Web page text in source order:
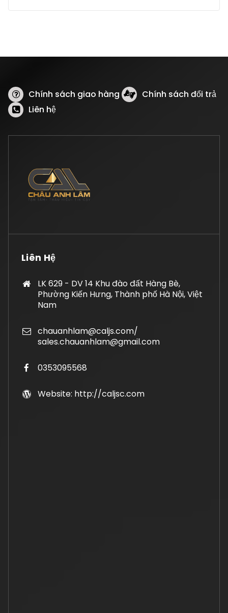
Chính sách giao hàng
Chính sách đổi trả
Liên hệ
Liên Hệ
LK 629 - DV 14 Khu đào đất Hàng Bè,
Phường Kiến Hưng, Thành phố Hà Nội, Việt
Nam
chauanhlam@caljs.com/
sales.chauanhlam@gmail.com
0353095568
Website: http://caljsc.com